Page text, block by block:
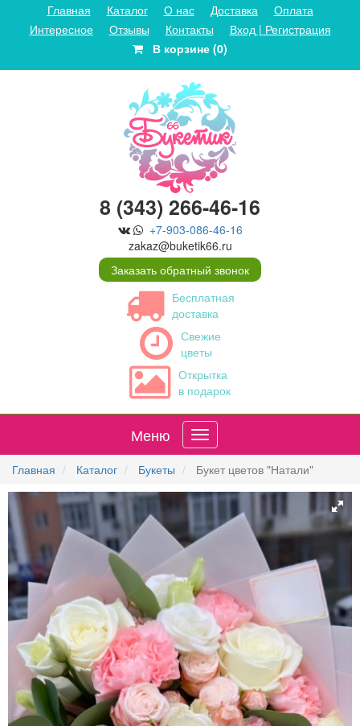
Главная Каталог О нас Доставка
Оплата
Интересное
Отзывы Контакты
Вход | Регистрация
В корзине (0)
8 (343) 266-46-16
+7-903-086-46-16
zakaz@buketik66.ru
Заказать обратный звонок
Бесплатная
доставка
Свежие
цветы
Открытка
в подарок
Меню
Главная Каталог Букеты Букет цветов "Натали"